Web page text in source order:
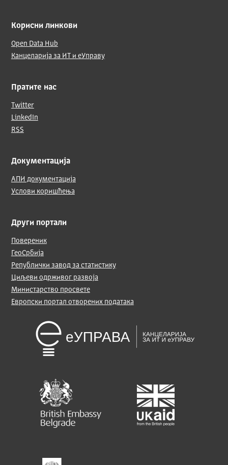
Корисни линкови
Open Data Hub
Канцеларија за ИТ и еУправу
Пратите нас
Twitter
LinkedIn
RSS
Документација
АПИ документација
Услови коришћења
Други портали
Повереник
ГеоСрбија
Републички завод за статистику
Циљеви одрживог развоја
Министарство просвете
Европски портал отворених података